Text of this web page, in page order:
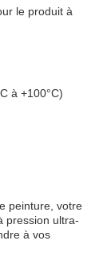
le produit à
à +100°C)
peinture, votre
pression ultra-
à vos